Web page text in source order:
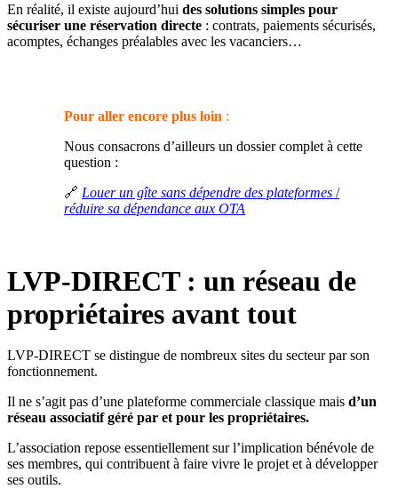
En réalité, il existe aujourd’hui des solutions simples pour
sécuriser une réservation directe : contrats, paiements sécurisés,
acomptes, échanges préalables avec les vacanciers…
Pour aller encore plus loin :
Nous consacrons d’ailleurs un dossier complet à cette
question :
🔗 Louer un gîte sans dépendre des plateformes /
réduire sa dépendance aux OTA
LVP-DIRECT : un réseau de
propriétaires avant tout
LVP-DIRECT se distingue de nombreux sites du secteur par son
fonctionnement.
Il ne s’agit pas d’une plateforme commerciale classique mais d’un
réseau associatif géré par et pour les propriétaires.
L’association repose essentiellement sur l’implication bénévole de
ses membres, qui contribuent à faire vivre le projet et à développer
ses outils.